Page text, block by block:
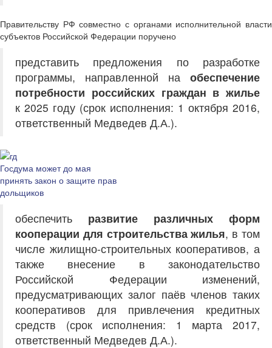
Правительству РФ совместно с органами исполнительной власти
субъектов Российской Федерации поручено
представить предложения по разработке
программы, направленной на обеспечение
потребности российских граждан в жилье
к 2025 году (срок исполнения: 1 октября 2016,
ответственный Медведев Д.А.).
Госдума может до мая
принять закон о защите прав
дольщиков
обеспечить развитие различных форм
кооперации для строительства жилья, в том
числе жилищно-строительных кооперативов, а
также внесение в законодательство
Российской Федерации изменений,
предусматривающих залог паёв членов таких
кооперативов для привлечения кредитных
средств (срок исполнения: 1 марта 2017,
ответственный Медведев Д.А.).